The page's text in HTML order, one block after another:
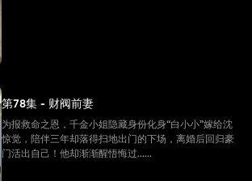
第78集 - 财阀前妻
为报救命之恩，千金小姐隐藏身份化身“白小小”嫁给沈
惊觉，陪伴三年却落得扫地出门的下场，离婚后回归豪
门活出自己！他却渐渐醒悟悔过......